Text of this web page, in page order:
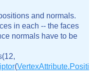
positions and normals.
in each -- the faces
normals have to be
(